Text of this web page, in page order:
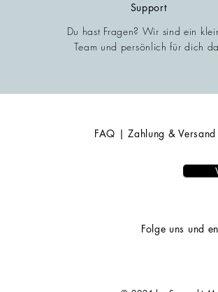
Support
Du hast Fragen? Wir sind ein
Team und persönlich für dich
FAQ | Zahlung & Versand
Folge uns und